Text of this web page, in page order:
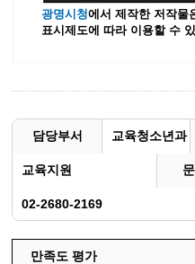
광명시청에서 제작한 저작물
표시제도에 따라 이용할 수
담당부서 교육청소년과
교육지원
02-2680-2169
만족도 평가